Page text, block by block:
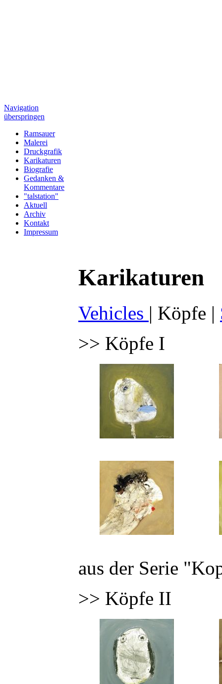
Navigation
überspringen
Ramsauer
Malerei
Druckgrafik
Karikaturen
Biografie
Gedanken &
Kommentare
"talstation"
Aktuell
Archiv
Kontakt
Impressum
Karikaturen
Vehicles | Köpfe |
>> Köpfe I
aus der Serie
>> Köpfe II